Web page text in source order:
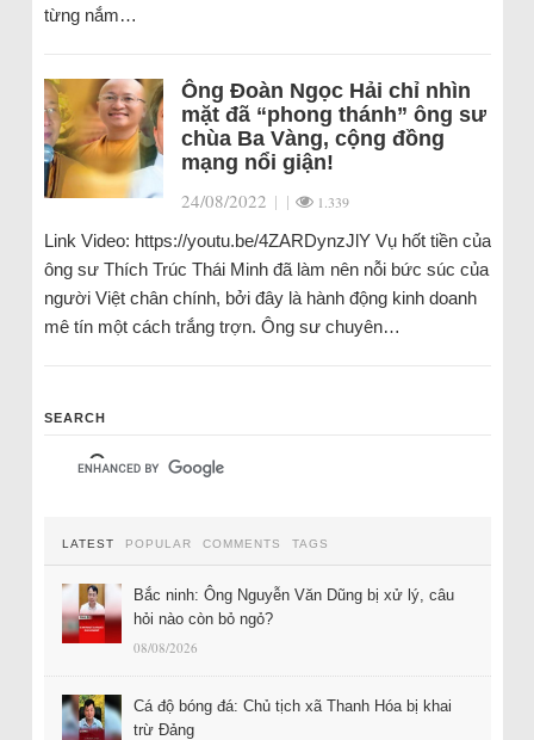
từng nắm…
Ông Đoàn Ngọc Hải chỉ nhìn
mặt đã “phong thánh” ông sư
chùa Ba Vàng, cộng đồng
mạng nổi giận!
24/08/2022 | | 1.339
Link Video: https://youtu.be/4ZARDynzJlY Vụ hốt tiền của
ông sư Thích Trúc Thái Minh đã làm nên nỗi bức súc của
người Việt chân chính, bởi đây là hành động kinh doanh
mê tín một cách trắng trợn. Ông sư chuyên…
SEARCH
LATEST POPULAR COMMENTS TAGS
Bắc ninh: Ông Nguyễn Văn Dũng bị xử lý, câu
hỏi nào còn bỏ ngỏ?
08/08/2026
Cá độ bóng đá: Chủ tịch xã Thanh Hóa bị khai
trừ Đảng